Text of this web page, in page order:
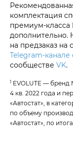
комплектация
премиум-класса
дополнительно.
на предзаказ
Telegram-
сообществе VK.
1 EVOLUTE —
4 кв. 2022 года и
«Автостат», в
по объему
«Автостат», по